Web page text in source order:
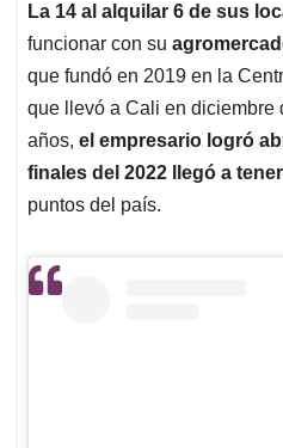
La 14 al alquilar 6 de sus
funcionar con su
que fundó en 2019 en la
que llevó a Cali en diciembre
años, el empresario logró
finales del 2022 llegó a
puntos del país.